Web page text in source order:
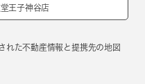
王子神谷店
れた不動産情報と提携先の地図